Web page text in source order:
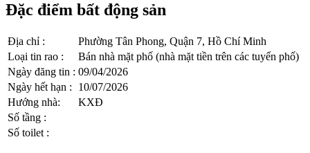
Đặc điểm bất động sản
Địa chỉ :
Phường Tân Phong, Quận 7, Hồ Chí Minh
Loại tin rao :
Bán nhà mặt phố (nhà mặt tiền trên các tuyến phố)
Ngày đăng tin : 09/04/2026
Ngày hết hạn :
10/07/2026
Hướng nhà:
KXĐ
Số tầng :
Số toilet :